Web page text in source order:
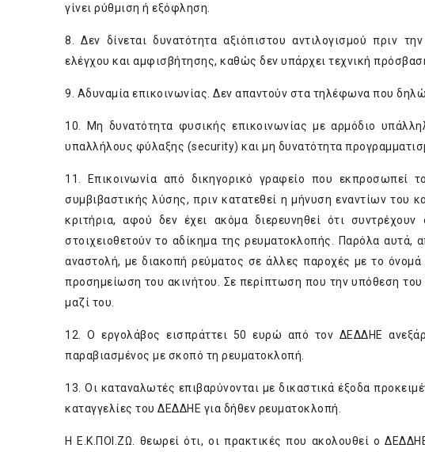
γίνει ρύθμιση ή εξόφληση.
8. Δεν δίνεται δυνατότητα αξιόπιστου αντιλογισμού πριν
ελέγχου και αμφισβήτησης, καθώς δεν υπάρχει τεχνική
9. Αδυναμία επικοινωνίας. Δεν απαντούν στα τηλέφωνα που
10. Μη δυνατότητα φυσικής επικοινωνίας με αρμόδιο
υπαλλήλους φύλαξης (security) και μη δυνατότητα
11. Επικοινωνία από δικηγορικό γραφείο που
συμβιβαστικής λύσης, πριν κατατεθεί η μήνυση εναντίων του
κριτήρια, αφού δεν έχει ακόμα διερευνηθεί ότι
στοιχειοθετούν το αδίκημα της ρευματοκλοπής. Παρόλα
αναστολή, με διακοπή ρεύματος σε άλλες παροχές με το
προσημείωση του ακινήτου. Σε περίπτωση που την υπόθεση του
μαζί του.
12. Ο εργολάβος εισπράττει 50 ευρώ από τον ΔΕΔΔΗΕ
παραβιασμένος με σκοπό τη ρευματοκλοπή.
13. Οι καταναλωτές επιβαρύνονται με δικαστικά έξοδα
καταγγελίες του ΔΕΔΔΗΕ για δήθεν ρευματοκλοπή.
Η Ε.Κ.ΠΟΙ.ΖΩ. θεωρεί ότι, οι πρακτικές που ακολουθεί ο